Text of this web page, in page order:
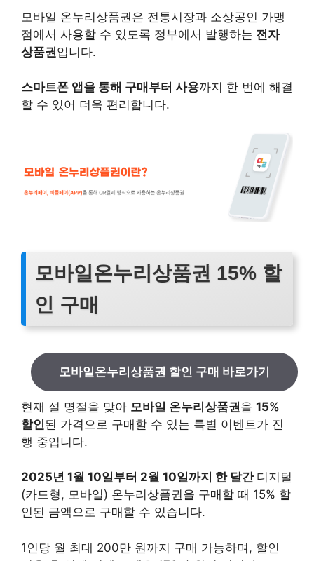
모바일 온누리상품권은 전통시장과 소상공인 가맹
점에서 사용할 수 있도록 정부에서 발행하는 전자
상품권입니다.
스마트폰 앱을 통해 구매부터 사용까지 한 번에 해결
할 수 있어 더욱 편리합니다.
모바일온누리상품권 15% 할
인 구매
모바일온누리상품권 할인 구매 바로가기
현재 설 명절을 맞아 모바일 온누리상품권을 15%
할인된 가격으로 구매할 수 있는 특별 이벤트가 진
행 중입니다.
2025년 1월 10일부터 2월 10일까지 한 달간 디지털
(카드형, 모바일) 온누리상품권을 구매할 때 15% 할
인된 금액으로 구매할 수 있습니다.
1인당 월 최대 200만 원까지 구매 가능하며, 할인